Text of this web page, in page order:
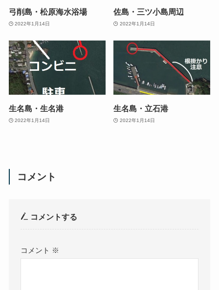
弓削島・松原海水浴場
2022年1月14日
佐島・三ツ小島周辺
2022年1月14日
生名島・生名港
2022年1月14日
生名島・立石港
2022年1月14日
コメント
コメントする
コメント ※